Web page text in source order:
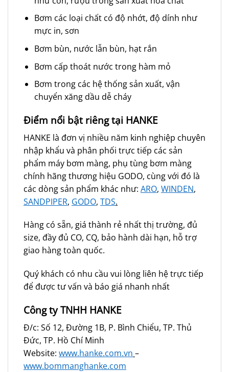
Bơm các loại chất có độ nhớt, độ dính như
mực in, sơn
Bơm bùn, nước lẫn bùn, hạt rắn
Bơm cấp thoát nước trong hàm mỏ
Bơm trong các hệ thống sản xuất, vận
chuyển xăng dầu dễ cháy
Điểm nổi bật riêng tại HANKE
HANKE là đơn vị nhiều năm kinh nghiệp chuyên
nhập khẩu và phân phối trực tiếp các sản
phẩm máy bơm màng, phụ tùng bơm màng
chính hãng thương hiệu GODO, cùng với đó là
các dòng sản phẩm khác như: ARO, WINDEN,
SANDPIPER, GODO, TDS.
Hàng có sẵn, giá thành rẻ nhất thị trường, đủ
size, đầy đủ CO, CQ, bảo hành dài hạn, hỗ trợ
giao hàng toàn quốc.
Quý khách có nhu cầu vui lòng liên hệ trực tiếp
để được tư vấn và báo giá nhanh nhất
Công ty TNHH HANKE
Đ/c: Số 12, Đường 1B, P. Bình Chiểu, TP. Thủ
Đức, TP. Hồ Chí Minh
Website: www.hanke.com.vn –
www.bommanghanke.com